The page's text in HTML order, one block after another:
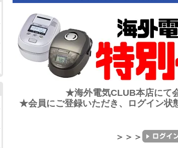
★海外電気CLUB本店にて
★会員にご登録いただき、ログイン状
＞＞＞